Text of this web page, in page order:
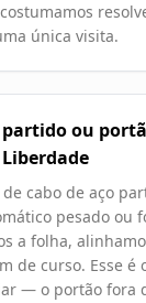
única visita.
partido ou
de cabo de aço
pesado ou
a folha,
de curso. Esse é
— o portão fora